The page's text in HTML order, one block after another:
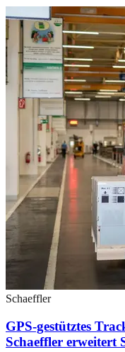
Schaeffler
GPS-gestütztes
Schaeffler erweitert